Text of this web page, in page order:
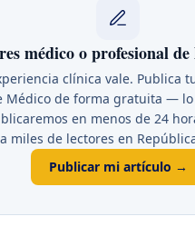
médico o profesional
clínica vale. Publica
Médico de forma gratuita —
en menos de 24
miles de lectores en
Publicar mi artículo →